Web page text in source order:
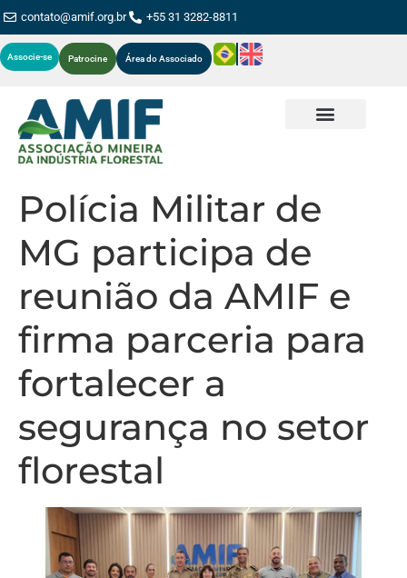
contato@amif.org.br +55 31 3282-8811
Associe-se Patrocine Área do Associado
Polícia Militar de
MG participa de
reunião da AMIF e
firma parceria para
fortalecer a
segurança no setor
florestal